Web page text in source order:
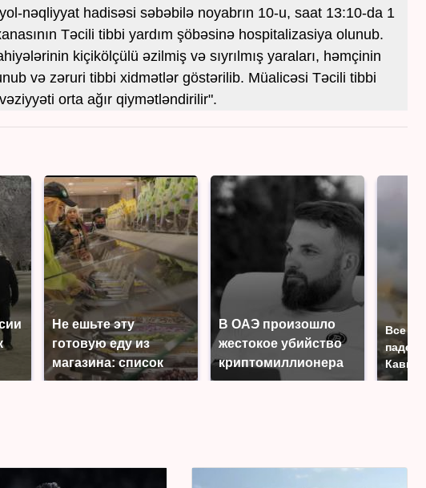
nəqliyyat hadisəsi səbəbilə noyabrın 10-u, saat 13:10-da 1
Təcili tibbi yardım şöbəsinə hospitalizasiya olunub.
kiçikölçülü əzilmiş və sıyrılmış yaraları, həmçinin
və zəruri tibbi xidmətlər göstərilib. Müalicəsi Təcili tibbi
orta ağır qiymətləndirilir".
Не ешьте эту
готовую еду из
магазина: список
В ОАЭ произошло
жестокое убийство
криптомиллионера
Все